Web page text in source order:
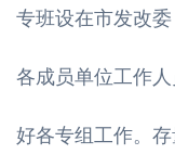
专班设在市发改
各成员单位工作
好各专组工作。